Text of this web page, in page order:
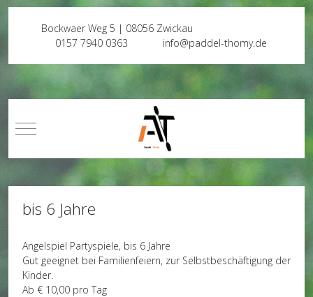
Bockwaer Weg 5 | 08056 Zwickau
0157 7940 0363
info@paddel-thomy.de
Mobile Menu Toggle
bis 6 Jahre
Angelspiel Partyspiele, bis 6 Jahre
Gut geeignet bei Familienfeiern, zur Selbstbeschäftigung der
Kinder.
Ab € 10,00 pro Tag